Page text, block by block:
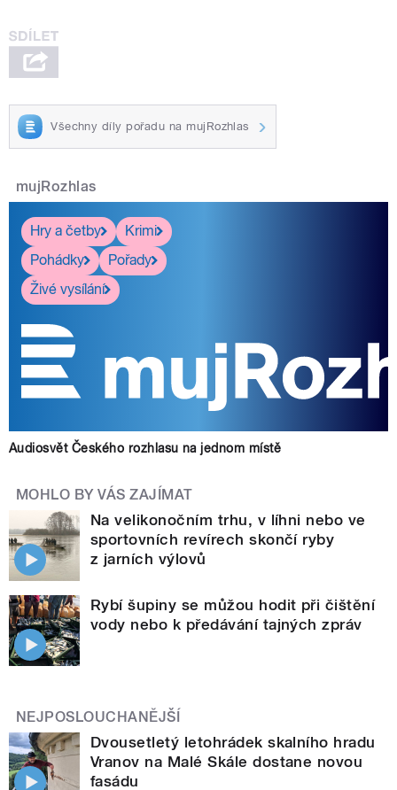
Všechny díly pořadu na mujRozhlas
mujRozhlas
Hry a četby
Krimi
Pohádky
Pořady
Živé vysílání
Audiosvět Českého rozhlasu na jednom místě
MOHLO BY VÁS ZAJÍMAT
Na velikonočním trhu, v líhni nebo ve
sportovních revírech skončí ryby
z jarních výlovů
Rybí šupiny se můžou hodit při čištění
vody nebo k předávání tajných zpráv
NEJPOSLOUCHANĚJŠÍ
Dvousetletý letohrádek skalního hradu
Vranov na Malé Skále dostane novou
fasádu